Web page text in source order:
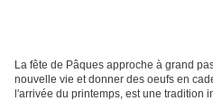
La fête de Pâques approche à grand
nouvelle vie et donner des oeufs en
l'arrivée du printemps, est une tradition